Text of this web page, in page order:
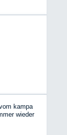
kampa
wieder